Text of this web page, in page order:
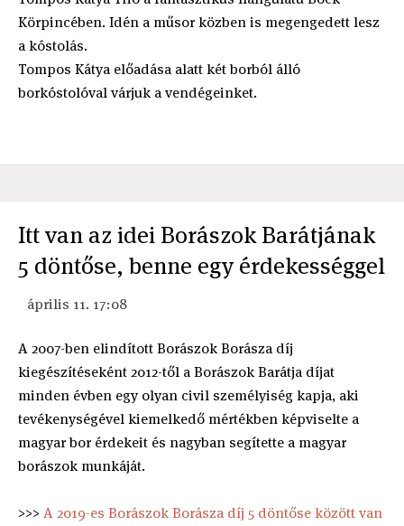
Körpincében. Idén a műsor közben is megengedett lesz
a kóstolás.
Tompos Kátya előadása alatt két borból álló
borkóstolóval várjuk a vendégeinket.
Itt van az idei Borászok Barátjának
5 döntőse, benne egy érdekességgel
április 11. 17:08
A 2007-ben elindított Borászok Borásza díj
kiegészítéseként 2012-től a Borászok Barátja díjat
minden évben egy olyan civil személyiség kapja, aki
tevékenységével kiemelkedő mértékben képviselte a
magyar bor érdekeit és nagyban segítette a magyar
borászok munkáját.
>>> A 2019-es Borászok Borásza díj 5 döntőse között van